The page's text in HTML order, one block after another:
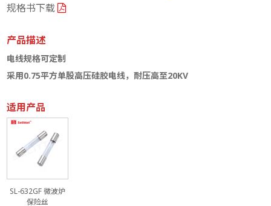
规格书下载
产品描述
电线规格可定制
采用0.75平方单股高压硅胶电线，耐压高至20KV
适用产品
SL-632GF 微波炉
保险丝